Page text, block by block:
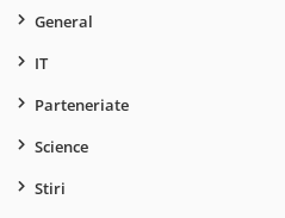
General
IT
Parteneriate
Science
Stiri